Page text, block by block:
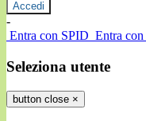
-
Entra con SPID Entra
Seleziona utente
button close ×